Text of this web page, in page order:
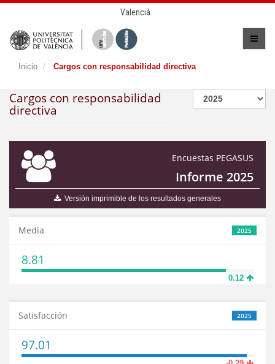
Valencià
Inicio Cargos con responsabilidad directiva
Cargos con responsabilidad
directiva
Encuestas PEGASUS
Informe 2025
Versión imprimible de los resultados generales
2025
Media
8.81
0.12
2025
Satisfacción
97.01